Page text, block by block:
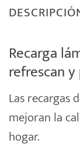
Recarga
refrescan
Las recargas
mejoran la
hogar.